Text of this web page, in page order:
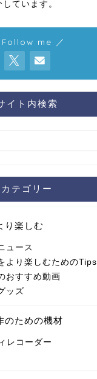
ています。
Follow me ／
イト内検索
カテゴリー
り楽しむ
ュース
より楽しむためのTips
おすすめ動画
ッズ
のための機材
レコーダー